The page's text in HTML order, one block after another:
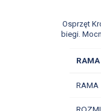
Osprzęt
biegi.
RAMA
RAMA